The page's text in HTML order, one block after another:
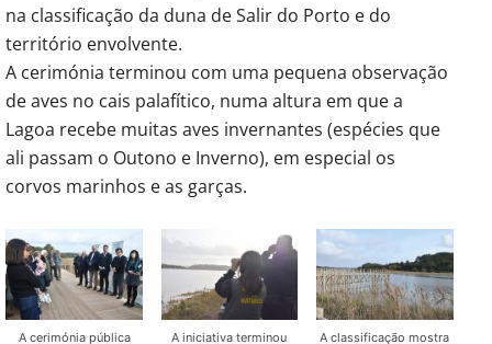
na classificação da duna de Salir do Porto e do
território envolvente.
A cerimónia terminou com uma pequena observação
de aves no cais palafítico, numa altura em que a
Lagoa recebe muitas aves invernantes (espécies que
ali passam o Outono e Inverno), em especial os
corvos marinhos e as garças.
A cerimónia pública A iniciativa terminou A classificação mostra